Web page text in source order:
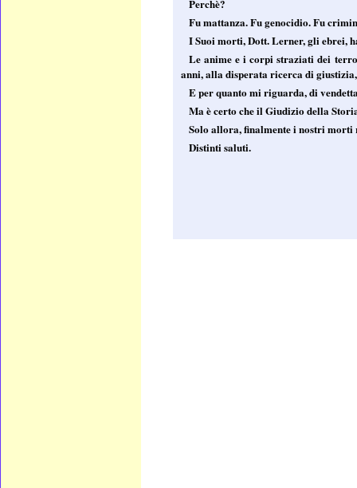
Perchè?
Fu mattanza. Fu genocidio. Fu
I Suoi morti, Dott. Lerner, gli ebrei,
Le anime e i corpi straziati dei
anni, alla disperata ricerca di
E per quanto mi riguarda, di
Ma è certo che il Giudizio della
Solo allora, finalmente i nostri morti
Distinti saluti.